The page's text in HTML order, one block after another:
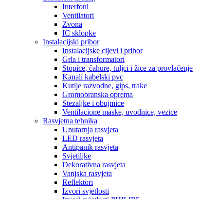
Interfoni
Ventilatori
Zvona
IC sklopke
Instalacijski pribor
Instalacijske cijevi i pribor
Grla i transformatori
Stopice, čahure, tuljci i žice za provlačenje
Kanali kabelski pvc
Kutije razvodne, gips, trake
Gromobranska oprema
Stezaljke i obujmice
Ventilacione maske, uvodnice, vezice
Rasvjetna tehnika
Unutarnja rasvjeta
LED rasvjeta
Antipanik rasvjeta
Svjetiljke
Dekorativna rasvjeta
Vanjska rasvjeta
Reflektori
Izvori svjetlosti